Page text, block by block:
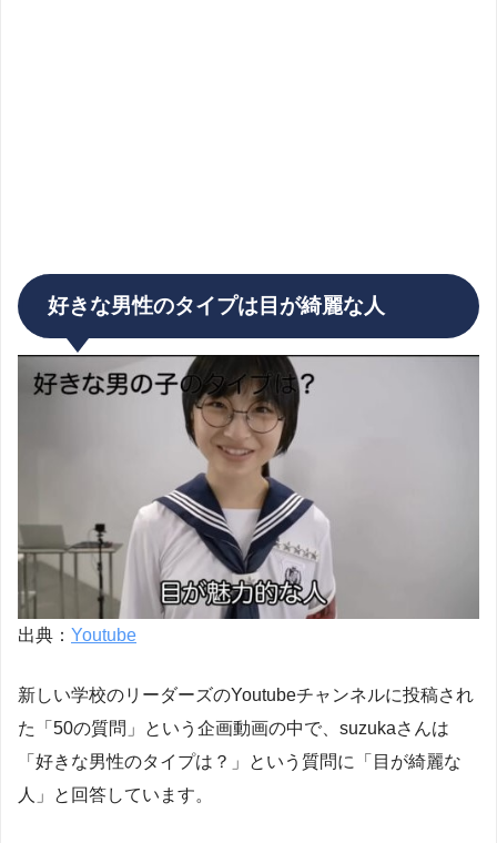
好きな男性のタイプは目が綺麗な人
出典： Youtube
新しい学校のリーダーズのYoutubeチャンネルに投稿され
た「50の質問」という企画動画の中で、suzukaさんは
「好きな男性のタイプは？」という質問に「目が綺麗な
人」と回答しています。